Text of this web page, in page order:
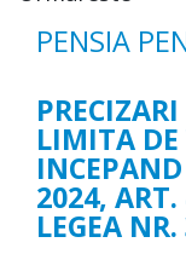
PENSIA
LIMITA DE
2024,
LEGEA